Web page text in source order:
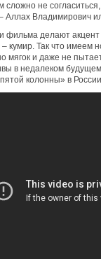
сложно не
Аллах Владимирович
фильма делают
кумир. Так что имеем
мягок и даже не
в недалеком
колонны» в